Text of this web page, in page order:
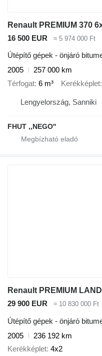
Renault PREMIUM 370
16 500 EUR
≈ 5 974 000 Ft
Útépítő gépek - önjáró
2005
257 000 km
Térfogat 6 m³ Kerékképlet
Lengyelország, Sanniki
FHUT ,,NEGO''
Renault PREMIUM
29 900 EUR
≈ 10 830 000 Ft
Útépítő gépek - önjáró
2005
236 192 km
Kerékképlet 4x2